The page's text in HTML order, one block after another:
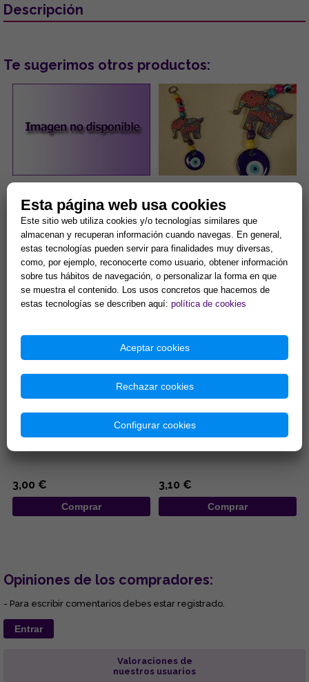
Descripción
Te sugerimos otros productos:
OJOS TURCOS COLOR LILA
CON PESTAÑAS BRILLANTES
5,00 €
Comprar
DISEÑO ELEFANTE DE
COLORES Y OJO TURCO
6.5x19CM
...
3,00 €
Comprar
COLGANTE DE MADERA
DISEÑO MANO DE FATIMA DE
COLORES Y OJOS TURCOS
3,00 €
Comprar
LLAVERO ACERO DISEÑO
TETRAGRAMATON 3,5 X 10,5
3,10 €
Comprar
Opiniones de los compradores:
- Para escribir comentarios debes estar registrado.
Entrar
Valoraciones de
nuestros usuarios
Esta página web usa cookies
Este sitio web utiliza cookies y/o tecnologías similares que
almacenan y recuperan información cuando navegas. En general,
estas tecnologías pueden servir para finalidades muy diversas,
como, por ejemplo, reconocerte como usuario, obtener información
sobre tus hábitos de navegación, o personalizar la forma en que
se muestra el contenido. Los usos concretos que hacemos de
estas tecnologías se describen aquí: política de cookies
Aceptar cookies
Rechazar cookies
Configurar cookies